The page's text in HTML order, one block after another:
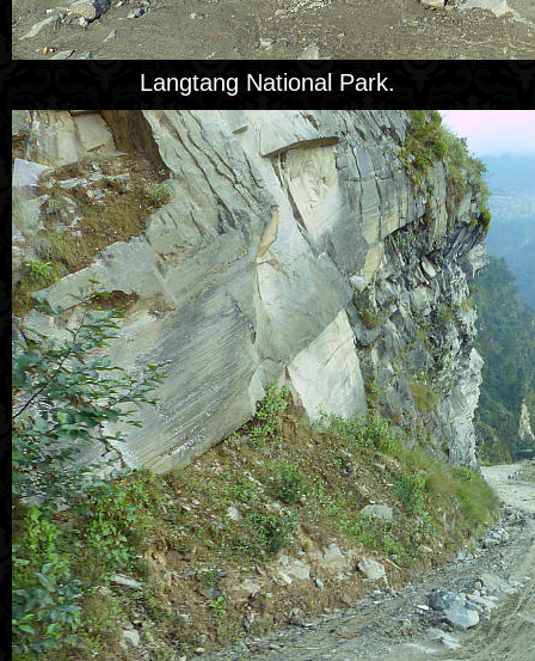
Langtang National Park.